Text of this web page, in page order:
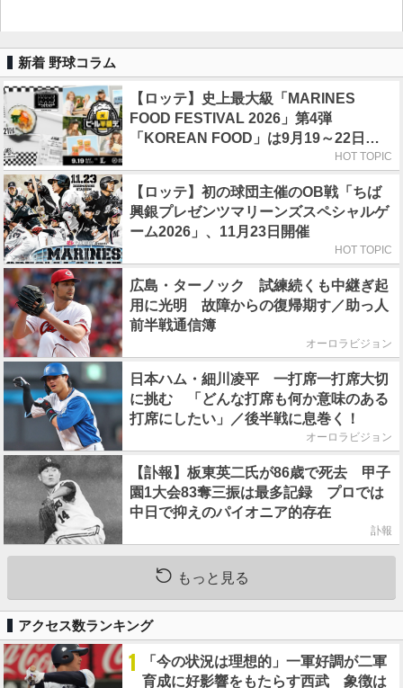
新着 野球コラム
【ロッテ】史上最大級「MARINES
FOOD FESTIVAL 2026」第4弾
「KOREAN FOOD」は9月19～22日／
HOT TOPIC
【ロッテ】初の球団主催のOB戦「ちば
興銀プレゼンツマリーンズスペシャルゲ
ーム2026」、11月23日開催
HOT TOPIC
広島・ターノック 試練続くも中継ぎ起
用に光明 故障からの復帰期す／助っ人
前半戦通信簿
オーロラビジョン
日本ハム・細川凌平 一打席一打席大切
に挑む 「どんな打席も何か意味のある
打席にしたい」／後半戦に息巻く！
オーロラビジョン
【訃報】板東英二氏が86歳で死去 甲子
園1大会83奪三振は最多記録 プロでは
中日で抑えのパイオニア的存在
訃報
もっと見る
アクセス数ランキング
1
「今の状況は理想的」一軍好調が二軍
育成に好影響をもたらす西武 象徴は